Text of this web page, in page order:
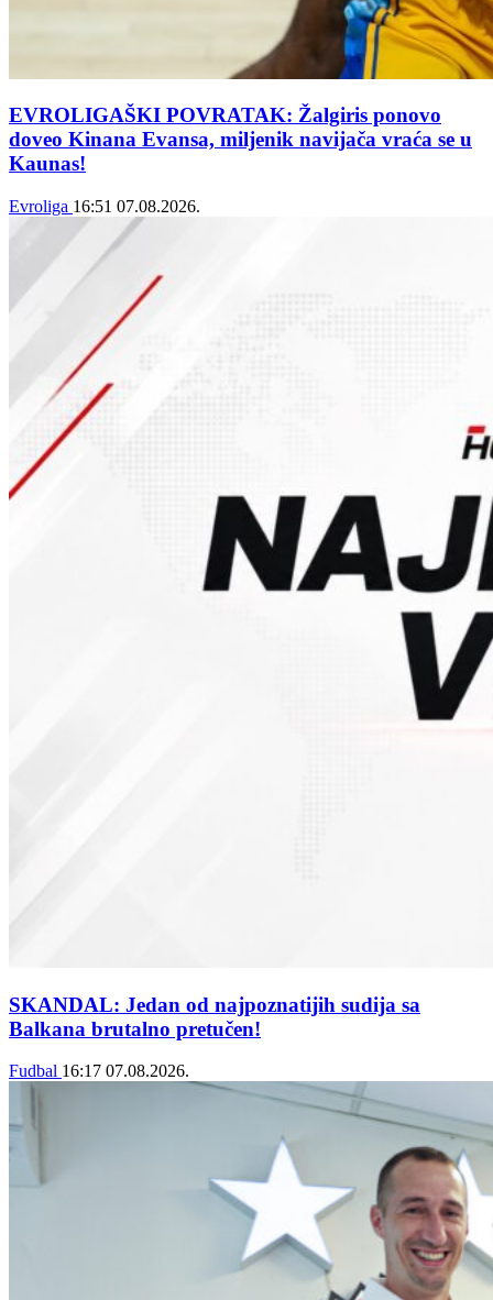
EVROLIGAŠKI POVRATAK: Žalgiris ponovo
doveo Kinana Evansa, miljenik navijača vraća se u
Kaunas!
Evroliga 16:51 07.08.2026.
SKANDAL: Jedan od najpoznatijih sudija sa
Balkana brutalno pretučen!
Fudbal 16:17 07.08.2026.